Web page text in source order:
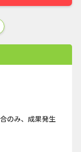
のみ、成果発生